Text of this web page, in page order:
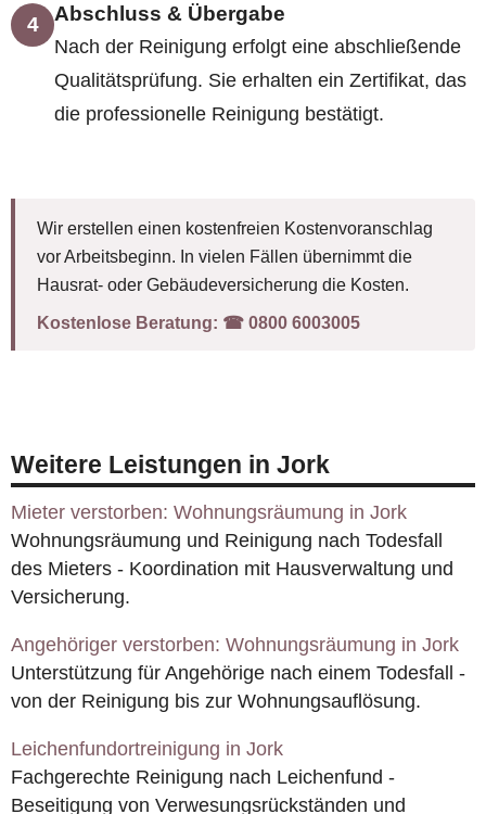
4 Abschluss & Übergabe
Nach der Reinigung erfolgt eine abschließende
Qualitätsprüfung. Sie erhalten ein Zertifikat, das
die professionelle Reinigung bestätigt.
Wir erstellen einen kostenfreien Kostenvoranschlag
vor Arbeitsbeginn. In vielen Fällen übernimmt die
Hausrat- oder Gebäudeversicherung die Kosten.
Kostenlose Beratung: ☎︎ 0800 6003005
Weitere Leistungen in Jork
Mieter verstorben: Wohnungsräumung in Jork
Wohnungsräumung und Reinigung nach Todesfall
des Mieters - Koordination mit Hausverwaltung und
Versicherung.
Angehöriger verstorben: Wohnungsräumung in Jork
Unterstützung für Angehörige nach einem Todesfall -
von der Reinigung bis zur Wohnungsauflösung.
Leichenfundortreinigung in Jork
Fachgerechte Reinigung nach Leichenfund -
Beseitigung von Verwesungsrückständen und